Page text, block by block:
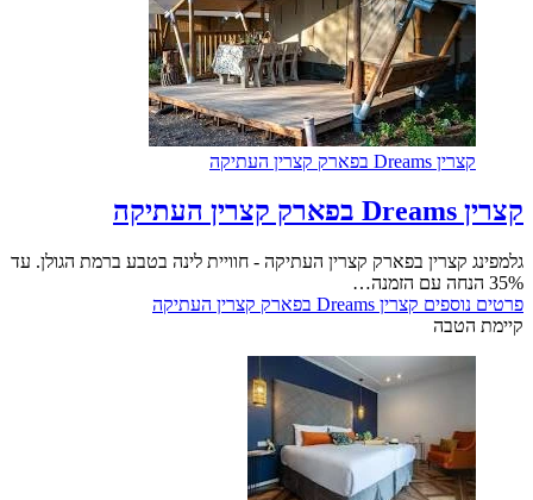
קצרין Dreams בפארק קצרין העתיקה
קצרין Dreams בפארק קצרין העתיקה
גלמפינג קצרין בפארק קצרין העתיקה - חוויית לינה בטבע ברמת הגולן. עד
35% הנחה עם הזמנה…
פרטים נוספים קצרין Dreams בפארק קצרין העתיקה
קיימת הטבה